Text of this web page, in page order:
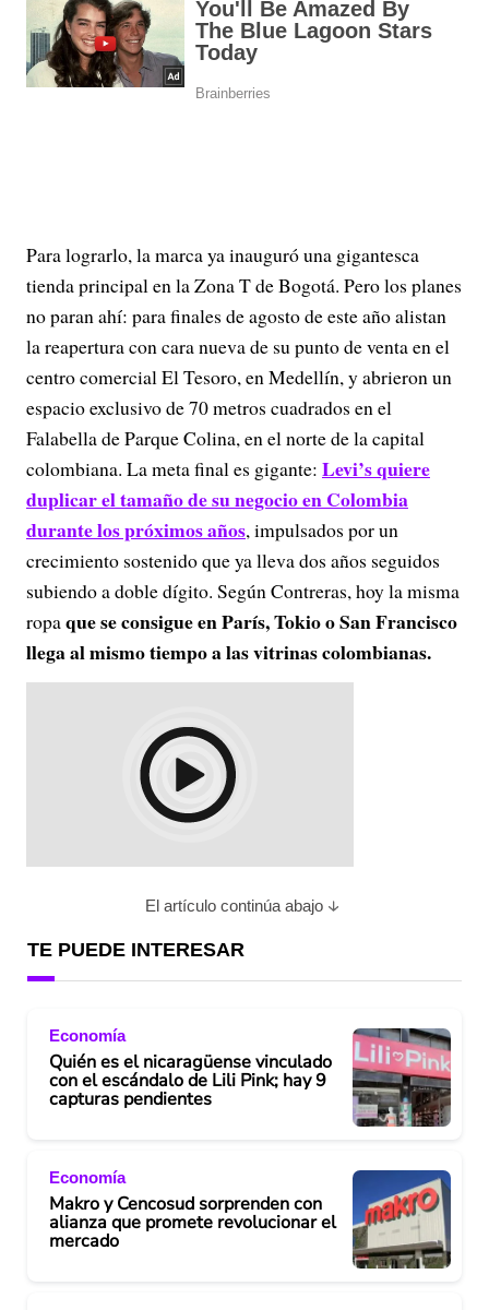
Para lograrlo, la marca ya inauguró una gigantesca
tienda principal en la Zona T de Bogotá. Pero los planes
no paran ahí: para finales de agosto de este año alistan
la reapertura con cara nueva de su punto de venta en el
centro comercial El Tesoro, en Medellín, y abrieron un
espacio exclusivo de 70 metros cuadrados en el
Falabella de Parque Colina, en el norte de la capital
colombiana. La meta final es gigante: Levi’s quiere
duplicar el tamaño de su negocio en Colombia
durante los próximos años, impulsados por un
crecimiento sostenido que ya lleva dos años seguidos
subiendo a doble dígito. Según Contreras, hoy la misma
ropaque se consigue en París, Tokio o San Francisco
llega al mismo tiempo a las vitrinas colombianas.
El artículo continúa abajo
TE PUEDE INTERESAR
Economía
Quién es el nicaragüense vinculado
con el escándalo de Lili Pink; hay 9
capturas pendientes
Economía
Makro y Cencosud sorprenden con
alianza que promete revolucionar el
mercado